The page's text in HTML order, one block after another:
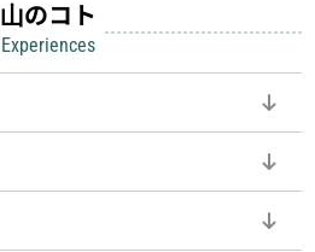
山のコト
Experiences